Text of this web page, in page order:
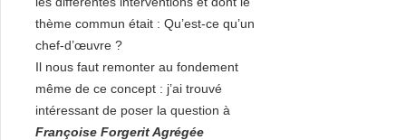
thème commun était : Qu’est-ce qu’un
chef-d’œuvre ?
Il nous faut remonter au fondement
même de ce concept : j’ai trouvé
intéressant de poser la question à
Françoise Forgerit Agrégée